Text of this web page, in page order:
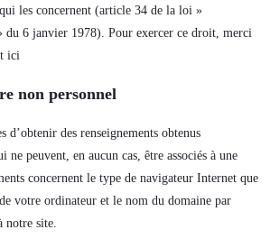
qui les concernent (article 34 de la loi »
du 6 janvier 1978). Pour exercer ce droit, merci
ici
non personnel
d’obtenir des renseignements obtenus
ne peuvent, en aucun cas, être associés à une
concernent le type de navigateur Internet que
votre ordinateur et le nom du domaine par
notre site.